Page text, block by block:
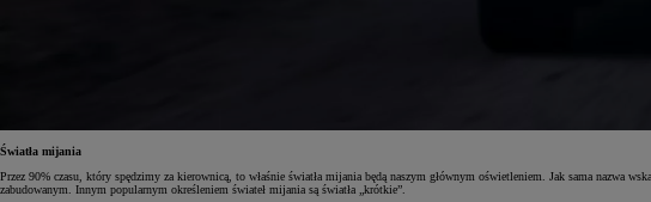
Światła mijania
Przez 90% czasu, który spędzimy za kierownicą, to właśnie światła mijania będą naszym głównym oświetleniem. Jak sama nazwa
zabudowanym. Innym popularnym określeniem świateł mijania są światła „krótkie”.